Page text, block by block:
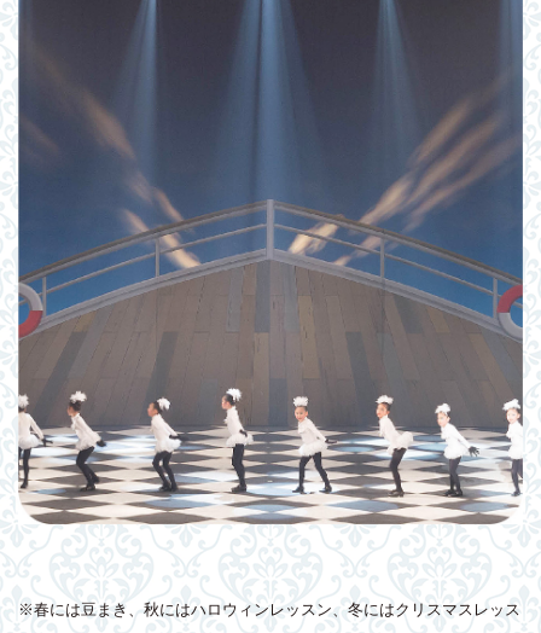
※春には豆まき、秋にはハロウィンレッスン、冬にはクリスマスレッス